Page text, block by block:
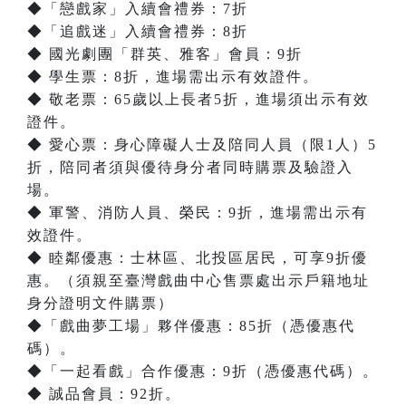
◆「戀戲家」入續會禮券：7折
◆「追戲迷」入續會禮券：8折
◆ 國光劇團「群英、雅客」會員：9折
◆ 學生票：8折，進場需出示有效證件。
◆ 敬老票：65歲以上長者5折，進場須出示有效
證件。
◆ 愛心票：身心障礙人士及陪同人員（限1人）5
折，陪同者須與優待身分者同時購票及驗證入
場。
◆ 軍警、消防人員、榮民：9折，進場需出示有
效證件。
◆ 睦鄰優惠：士林區、北投區居民，可享9折優
惠。（須親至臺灣戲曲中心售票處出示戶籍地址
身分證明文件購票）
◆「戲曲夢工場」夥伴優惠：85折（憑優惠代
碼）。
◆「一起看戲」合作優惠：9折（憑優惠代碼）。
◆ 誠品會員：92折。